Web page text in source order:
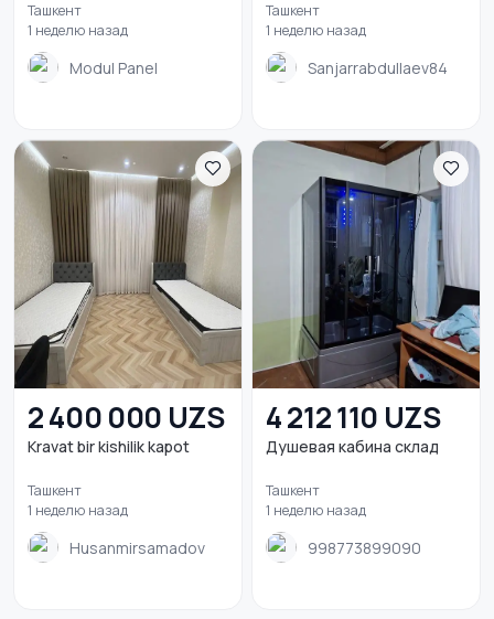
Ташкент
1 неделю назад
Modul Panel
Ташкент
1 неделю назад
Sanjarrabdullaev84
2 400 000 UZS
Kravat bir kishilik kapot
Ташкент
1 неделю назад
Husanmirsamadov
4 212 110 UZS
Душевая кабина склад
Ташкент
1 неделю назад
998773899090